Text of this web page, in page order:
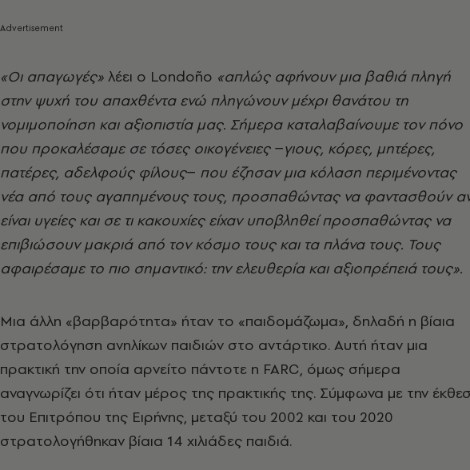
«Οι απαγωγές» λέει ο Londoño «απλώς αφήνουν μια βαθιά πληγή
στην ψυχή του απαχθέντα ενώ πληγώνουν μέχρι θανάτου τη
νομιμοποίηση και αξιοπιστία μας. Σήμερα καταλαβαίνουμε τον πόνο
που προκαλέσαμε σε τόσες οικογένειες −γιους, κόρες, μητέρες,
πατέρες, αδελφούς φίλους− που έζησαν μια κόλαση περιμένοντας
νέα από τους αγαπημένους τους, προσπαθώντας να φαντασθούν
είναι υγείες και σε τι κακουχίες είχαν υποβληθεί προσπαθώντας να
επιβιώσουν μακριά από τον κόσμο τους και τα πλάνα τους. Τους
αφαιρέσαμε το πιο σημαντικό: την ελευθερία και αξιοπρέπειά τους».
Μια άλλη «βαρβαρότητα» ήταν το «παιδομάζωμα», δηλαδή η βίαια
στρατολόγηση ανηλίκων παιδιών στο αντάρτικο. Αυτή ήταν μια
πρακτική την οποία αρνείτο πάντοτε η FARC, όμως σήμερα
αναγνωρίζει ότι ήταν μέρος της πρακτικής της. Σύμφωνα με την
του Επιτρόπου της Ειρήνης, μεταξύ του 2002 και του 2020
στρατολογήθηκαν βίαια 14 χιλιάδες παιδιά.